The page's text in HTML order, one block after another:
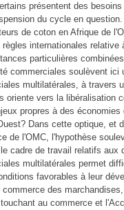
présentent des
du cycle en
de coton en Afrique de
internationales
particulières
commerciales soulèvent ici
multilatérales, à travers
oriente vers la libéralisation
propres à des
Dans cette optique, et
de l'OMC, l'hypothèse
cadre de travail relatifs aux
multilatérales permet
favorables à leur
commerce des
au commerce et